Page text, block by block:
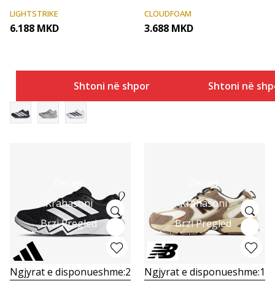
LIGHTSTRIKE
6.188 MKD
Shtoni në shportë
CLOUDFOAM
3.688 MKD
Shtoni në
Krahasoni
Brzi Pregled
Ngjyrat e disponueshme:2
Detaje
Krahasoni
Brzi Pregled
Ngjyrat e disponueshme:1